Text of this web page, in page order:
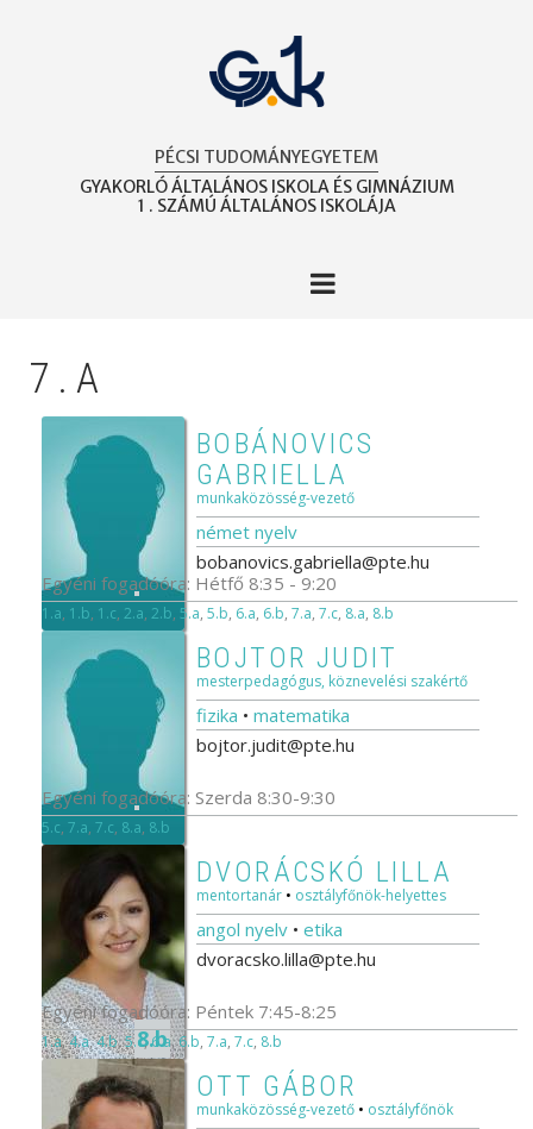
PÉCSI TUDOMÁNYEGYETEM
GYAKORLÓ ÁLTALÁNOS ISKOLA ÉS GIMNÁZIUM
1 . SZÁMÚ ÁLTALÁNOS ISKOLÁJA
7.A
BOBÁNOVICS
GABRIELLA
munkaközösség-vezető
német nyelv
bobanovics.gabriella@pte.hu
Egyéni fogadóóra: Hétfő 8:35 - 9:20
1.a, 1.b, 1.c, 2.a, 2.b, 5.a, 5.b, 6.a, 6.b, 7.a, 7.c, 8.a, 8.b
BOJTOR JUDIT
mesterpedagógus, köznevelési szakértő
fizika • matematika
bojtor.judit@pte.hu
Egyéni fogadóóra: Szerda 8:30-9:30
5.c, 7.a, 7.c, 8.a, 8.b
DVORÁCSKÓ LILLA
mentortanár • osztályfőnök-helyettes
angol nyelv • etika
dvoracsko.lilla@pte.hu
Egyéni fogadóóra: Péntek 7:45-8:25
8.b
1.a,4.a,4.b,5.c,6.a,6.b, 7.a, 7.c, 8.b
OTT GÁBOR
munkaközösség-vezető • osztályfőnök